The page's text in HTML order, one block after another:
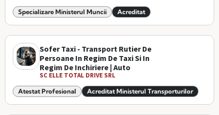
Specializare Ministerul Muncii Acreditat
Sofer Taxi - Transport Rutier De
Persoane In Regim De Taxi Si In
Regim De Inchiriere | Auto
SC ELLE TOTAL DRIVE SRL
Atestat Profesional Acreditat Ministerul Transporturilor